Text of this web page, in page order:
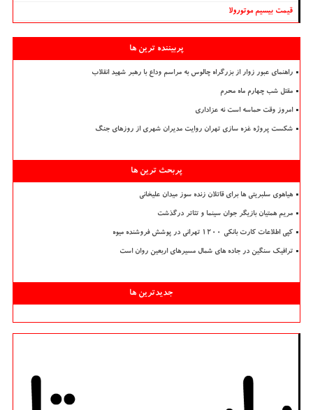
قیمت بیسیم موتورولا
پربیننده ترین ها
راهنمای عبور زوار از بزرگراه چالوس به مراسم وداع با رهبر شهید انقلاب
مقتل شب چهارم ماه محرم
امروز وقت حماسه است نه عزاداری
شکست پروژه غزه سازی تهران روایت مدیران شهری از روزهای جنگ
پربحث ترین ها
هیاهوی سلبریتی ها برای قاتلان زنده سوز میدان علیخانی
مریم همتیان بازیگر جوان سینما و تئاتر درگذشت
کپی اطلاعات کارت بانکی ۱۲۰۰ تهرانی در پوشش فروشنده میوه
ترافیک سنگین در جاده های شمال مسیرهای اربعین روان است
جدیدترین ها